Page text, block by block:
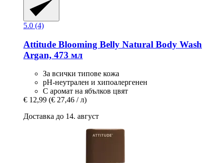
5.0 (4)
Attitude Blooming Belly Natural Body Wash
Argan, 473 мл
За всички типове кожа
pH-неутрален и хипоалергенен
С аромат на ябълков цвят
€ 12,99 (€ 27,46 / л)
Доставка до 14. август